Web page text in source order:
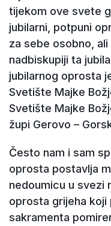
tijekom ove svete
jubilarni, potpuni
za sebe osobno,
nadbiskupiji ta
jubilarnog oprosta
Svetište Majke
Svetište Majke
župi Gerovo –
Često nam i sam
oprosta postavlja
nedoumicu u svezi
oprosta grijeha koji
sakramenta